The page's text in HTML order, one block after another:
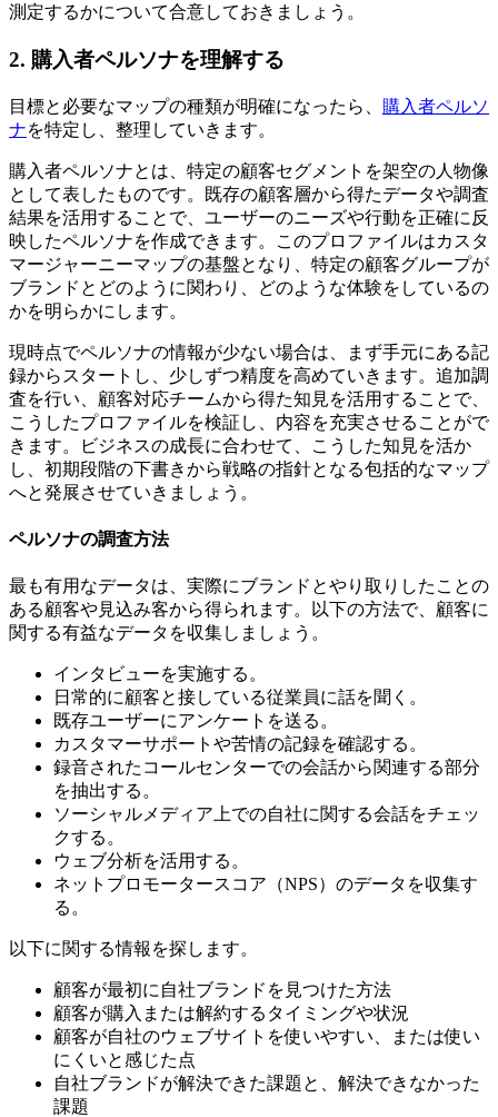
測定するかについて合意しておきましょう。
2. 購入者ペルソナを理解する
目標と必要なマップの種類が明確になったら、 購入者ペルソ
ナを特定し、整理していきます。
購入者ペルソナとは、特定の顧客セグメントを架空の人物像
として表したものです。既存の顧客層から得たデータや調査
結果を活用することで、ユーザーのニーズや行動を正確に反
映したペルソナを作成できます。このプロファイルはカスタ
マージャーニーマップの基盤となり、特定の顧客グループが
ブランドとどのように関わり、どのような体験をしているの
かを明らかにします。
現時点でペルソナの情報が少ない場合は、まず手元にある記
録からスタートし、少しずつ精度を高めていきます。追加調
査を行い、顧客対応チームから得た知見を活用することで、
こうしたプロファイルを検証し、内容を充実させることがで
きます。ビジネスの成長に合わせて、こうした知見を活か
し、初期段階の下書きから戦略の指針となる包括的なマップ
へと発展させていきましょう。
ペルソナの調査方法
最も有用なデータは、実際にブランドとやり取りしたことの
ある顧客や見込み客から得られます。以下の方法で、顧客に
関する有益なデータを収集しましょう。
インタビューを実施する。
日常的に顧客と接している従業員に話を聞く。
既存ユーザーにアンケートを送る。
カスタマーサポートや苦情の記録を確認する。
録音されたコールセンターでの会話から関連する部分
を抽出する。
ソーシャルメディア上での自社に関する会話をチェッ
クする。
ウェブ分析を活用する。
ネットプロモータースコア（NPS）のデータを収集す
る。
以下に関する情報を探します。
顧客が最初に自社ブランドを見つけた方法
顧客が購入または解約するタイミングや状況
顧客が自社のウェブサイトを使いやすい、または使い
にくいと感じた点
自社ブランドが解決できた課題と、解決できなかった
課題